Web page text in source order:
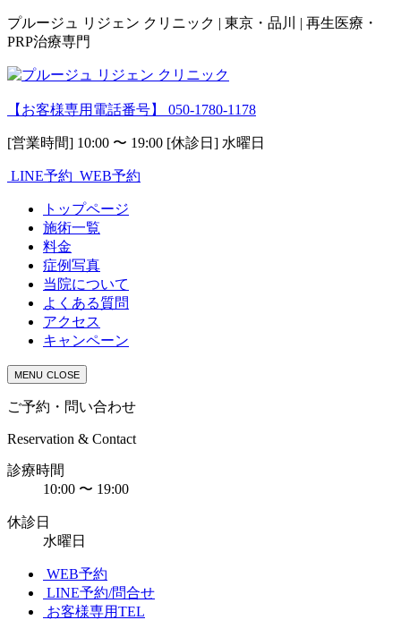
プルージュ リジェン クリニック | 東京・品川 | 再生医療・
PRP治療専門
【お客様専用電話番号】 050-1780-1178
[営業時間] 10:00 〜 19:00 [休診日] 水曜日
LINE予約 WEB予約
トップページ
施術一覧
料金
症例写真
当院について
よくある質問
アクセス
キャンペーン
MENU CLOSE
ご予約・問い合わせ
Reservation & Contact
診療時間
10:00 〜 19:00
休診日
水曜日
WEB予約
LINE予約/問合せ
お客様専用TEL